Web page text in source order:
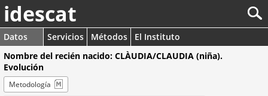
idescat
Datos Servicios Métodos
El Instituto
Nombre del recién nacido: CLÀUDIA/CLAUDIA (niña).
Evolución
Metodología